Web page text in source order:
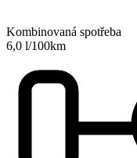
Kombinovaná spotřeba
6,0 l/100km